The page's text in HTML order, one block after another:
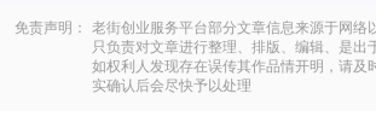
料可能也不是特别多，但是具体需
要根据变更的内容而定，一般情况
免责声明：
老街创业服务平台部分文章信息来源于网络
只负责对文章进行整理、排版、编辑、是出
如权利人发现存在误传其作品情开明，请及
实确认后会尽快予以处理